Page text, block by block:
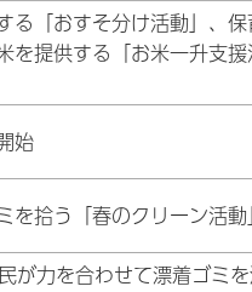
「おすそ分け活動」、
提供する「お米一升支
始
を拾う「春のクリーン活
力を合わせて漂着ゴミ